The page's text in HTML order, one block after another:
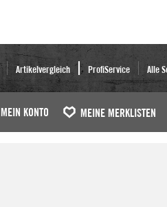
Artikelvergleich ProfiService Alle
MEIN KONTO MEINE MERKLISTEN